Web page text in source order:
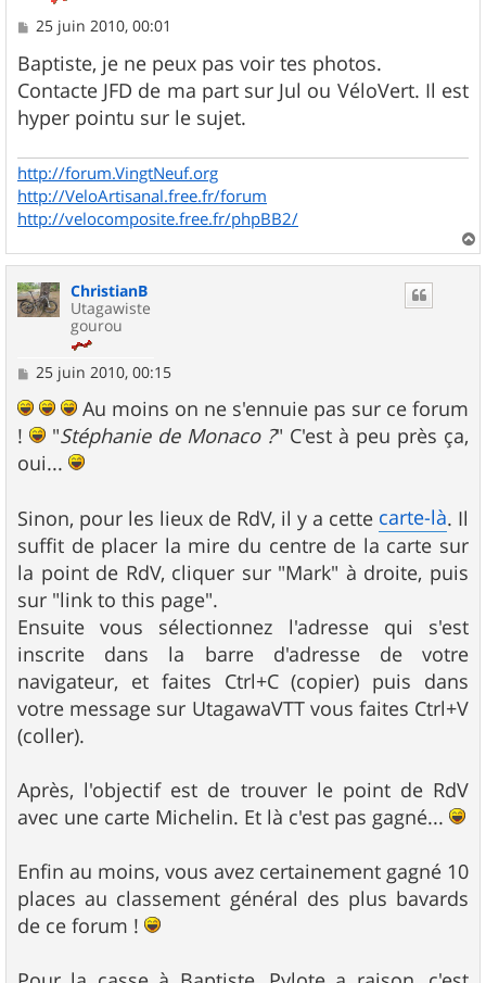
M
s
s
a
g
e
25 juin 2010, 00:01
Baptiste, je ne peux pas voir tes photos.
Contacte JFD de ma part sur Jul ou VéloVert. Il est
hyper pointu sur le sujet.
http://forum.VingtNeuf.org
http://VeloArtisanal.free.fr/forum
http://velocomposite.free.fr/phpBB2/
a
ChristianB
Utagawiste
gourou
M
s
s
a
g
e
25 juin 2010, 00:15
Au moins on ne s'ennuie pas sur ce forum
!
"Stéphanie de Monaco ?" C'est à peu près ça,
oui...
Sinon, pour les lieux de RdV, il y a cette carte-là. Il
suffit de placer la mire du centre de la carte sur
la point de RdV, cliquer sur "Mark" à droite, puis
sur "link to this page".
Ensuite vous sélectionnez l'adresse qui s'est
inscrite dans la barre d'adresse de votre
navigateur, et faites Ctrl+C (copier) puis dans
votre message sur UtagawaVTT vous faites Ctrl+V
(coller).
Après, l'objectif est de trouver le point de RdV
avec une carte Michelin. Et là c'est pas gagné...
Enfin au moins, vous avez certainement gagné 10
places au classement général des plus bavards
de ce forum !